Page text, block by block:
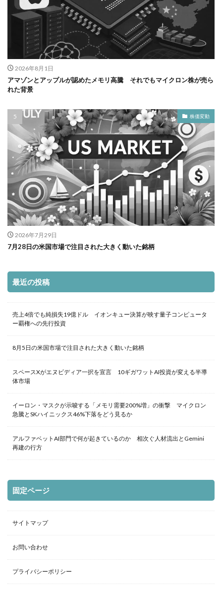
2026年8月1日
アマゾンとアップルが認めたメモリ高騰 それでもマイクロン株が売ら
れた背景
株価変動
2026年7月29日
7月28日の米国市場で注目された大きく動いた銘柄
最近の投稿
売上4倍でも純損失19億ドル イオンキュー決算が映す量子コンピュータ
ー覇権への先行投資
8月5日の米国市場で注目された大きく動いた銘柄
スペースXがエヌビディア一択を宣言 10ギガワットAI投資が変える半導
体市場
イーロン・マスクが示唆する「メモリ需要200%増」の衝撃 マイクロン
急騰とSKハイニックス46%下落をどう見るか
アルファベットAI部門で何が起きているのか 相次ぐ人材流出とGemini
再建の行方
固定ページ
サイトマップ
お問い合わせ
プライバシーポリシー